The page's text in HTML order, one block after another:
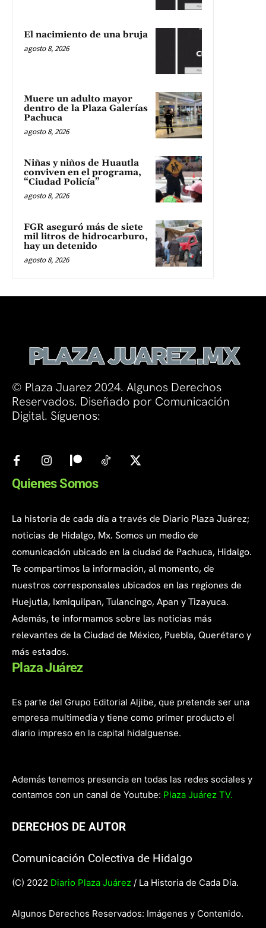
El nacimiento de una bruja
agosto 8, 2026
Muere un adulto mayor
dentro de la Plaza Galerías
Pachuca
agosto 8, 2026
Niñas y niños de Huautla
conviven en el programa,
“Ciudad Policía”
agosto 8, 2026
FGR aseguró más de siete
mil litros de hidrocarburo,
hay un detenido
agosto 8, 2026
© Plaza Juarez 2024. Algunos Derechos
Reservados. Diseñado por Comunicación
Digital. Síguenos:
Quienes Somos
La historia de cada día a través de Diario Plaza Juárez;
noticias de Hidalgo, Mx. Somos un medio de
comunicación ubicado en la ciudad de Pachuca, Hidalgo.
Te compartimos la información, al momento, de
nuestros corresponsales ubicados en las regiones de
Huejutla, Ixmiquilpan, Tulancingo, Apan y Tizayuca.
Además, te informamos sobre las noticias más
relevantes de la Ciudad de México, Puebla, Querétaro y
más estados.
Plaza Juárez
Es parte del Grupo Editorial Aljibe, que pretende ser una
empresa multimedia y tiene como primer producto el
diario impreso en la capital hidalguense.
Además tenemos presencia en todas las redes sociales y
contamos con un canal de Youtube: Plaza Juárez TV.
DERECHOS DE AUTOR
Comunicación Colectiva de Hidalgo
(C) 2022 Diario Plaza Juárez / La Historia de Cada Día.
Algunos Derechos Reservados: Imágenes y Contenido.